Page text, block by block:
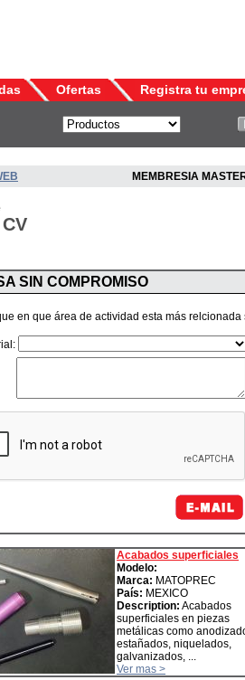
Ofertas Registra tu
MEMBRESIA
SIN COMPROMISO
en que área de actividad esta más relcionada
Acabados superficiales
Modelo:
Marca: MATOPREC
País: MEXICO
Description: Acabados
superficiales en piezas
metálicas como
estañados, niquelados,
galvanizados, ...
Ver mas >